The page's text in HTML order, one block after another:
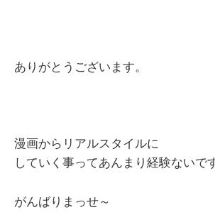
ありがとうございます。
漫画からリアルスタイルに
していく事ってあんまり経験ないで
がんばりまっせ～